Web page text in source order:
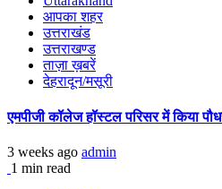
आपका शहर
उत्तराखंड
उत्तराखण्ड
ताज़ा ख़बरें
देहरादून/मसूरी
एमपीजी कॉलेज हॉस्टल परिसर में किया
3 weeks ago admin
1 min read